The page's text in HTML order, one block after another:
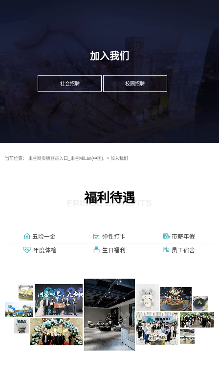
加入我们
社会招聘 校园招聘
当前位置： 米兰网页版登录入口_米兰MiLan(中国), > 加入我们
福利待遇
FRINGE BENEFITS
五险一金 弹性打卡 带薪年假
年度体检 生日福利 员工宿舍